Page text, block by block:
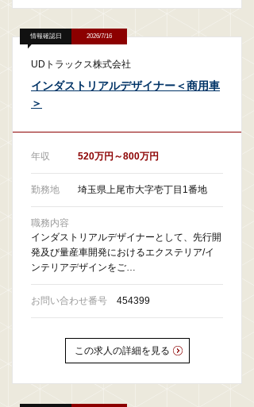
情報確認日 2026/7/16
UDトラックス株式会社
インダストリアルデザイナー＜商用車
＞
年収 520万円～800万円
勤務地 埼玉県上尾市大字壱丁目1番地
職務内容
インダストリアルデザイナーとして、先行開
発及び量産車開発におけるエクステリア/イ
ンテリアデザインをご…
お問い合わせ番号 454399
この求人の詳細を見る